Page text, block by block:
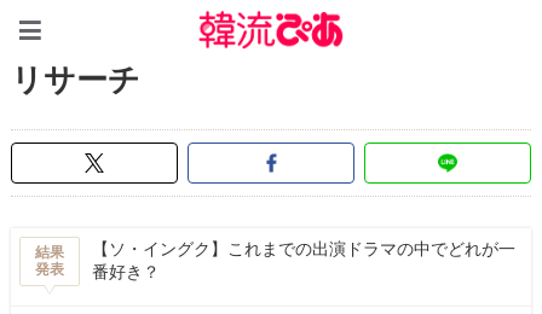
リサーチ
結果
発表
【ソ・イングク】これまでの出演ドラマの中でどれが一
番好き？